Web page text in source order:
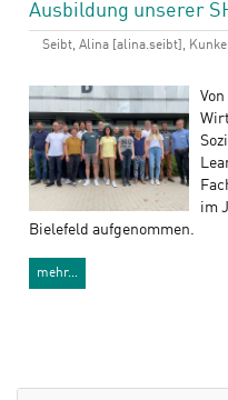
Ausbildung unserer
Seibt, Alina [alina.seibt],
im
Bielefeld aufgenommen.
mehr…